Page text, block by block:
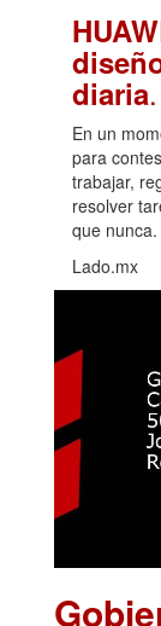
diaria.
En un
para
trabajar,
resolver
que nunca.
Lado.mx